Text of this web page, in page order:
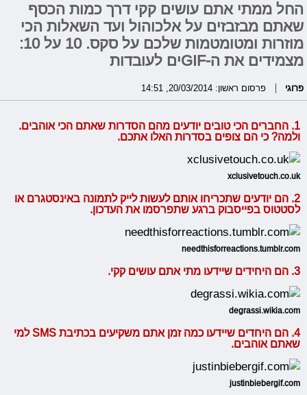
החל ממתי אתם עושים קקי דרך כמות הכסף
שאתם מבזבזים על אלכוהול ועד השאלות הכי
מוזרות ומטומטמות שלכם על סקס. 10 על 10:
מצמידים את ה-GIFים לעובדות
פרוגי פרסום ראשון: 20/03/2014, 14:51
1. החברים הכי טובים יודעים מהם הסדרות שאתם הכי אוהבים.
ולמה? כי הם צופים בסדרות האלו אתכם.
xclusivetouch.co.uk
2. הם יודעים שתכריחו אותם לעשות לייק לתמונה באינסטגרם או
לסטטוס בפייסבוק ברגע שתפרסמו את העדכון.
needthisforreactions.tumblr.com
3. הם היחידים שיידעו מתי אתם עושים קקי.
degrassi.wikia.com
4. הם היחדים שיידעו כמה זמן אתם משקיעים בכתיבת SMS למי
שאתם אוהבים.
justinbiebergif.com